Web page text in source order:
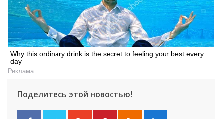
Why this ordinary drink is the secret to feeling your best every
day
Реклама
Поделитесь этой новостью!